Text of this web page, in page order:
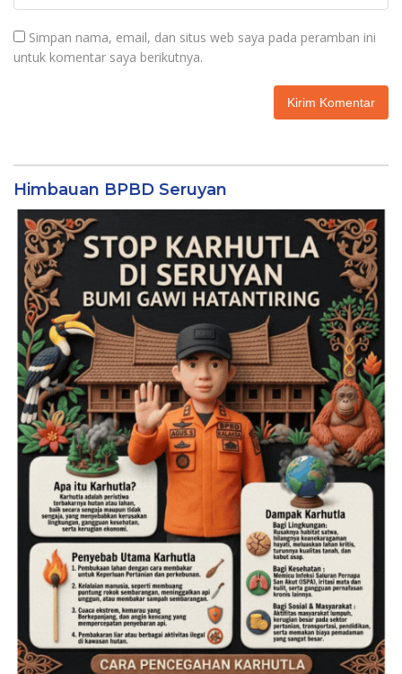
Simpan nama, email, dan situs web saya pada peramban ini
untuk komentar saya berikutnya.
Himbauan BPBD Seruyan